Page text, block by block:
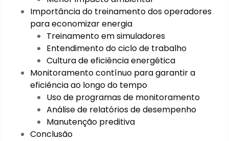
Importância do treinamento dos operadores
para economizar energia
Treinamento em simuladores
Entendimento do ciclo de trabalho
Cultura de eficiência energética
Monitoramento contínuo para garantir a
eficiência ao longo do tempo
Uso de programas de monitoramento
Análise de relatórios de desempenho
Manutenção preditiva
Conclusão